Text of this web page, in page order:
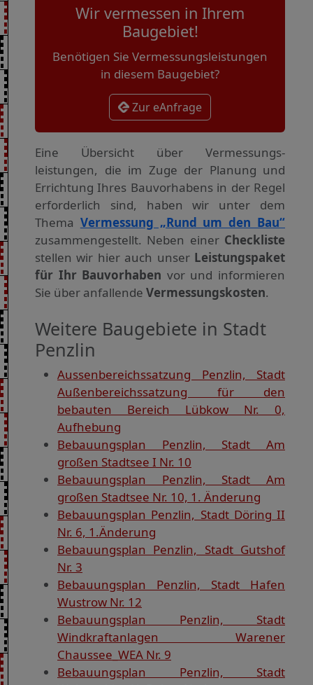
Wir vermessen in Ihrem
Baugebiet!
Benötigen Sie Vermessungsleistungen
in diesem Baugebiet?
Zur eAnfrage
Eine Übersicht über Vermessungs­
leistungen, die im Zuge der Planung und
Errichtung Ihres Bauvorhabens in der Regel
erforderlich sind, haben wir unter dem
Thema Vermessung „Rund um den Bau“
zusammengestellt. Neben einer Checkliste
stellen wir hier auch unser Leistungspaket
für Ihr Bauvorhaben vor und informieren
Sie über anfallende Vermessungskosten.
Weitere Baugebiete in Stadt
Penzlin
Aussenbereichssatzung Penzlin, Stadt
Außenbereichssatzung für den
bebauten Bereich Lübkow Nr. 0,
Aufhebung
Bebauungsplan Penzlin, Stadt Am
großen Stadtsee I Nr. 10
Bebauungsplan Penzlin, Stadt Am
großen Stadtsee Nr. 10, 1. Änderung
Bebauungsplan Penzlin, Stadt Döring II
Nr. 6, 1.Änderung
Bebauungsplan Penzlin, Stadt Gutshof
Nr. 3
Bebauungsplan Penzlin, Stadt Hafen
Wustrow Nr. 12
Bebauungsplan Penzlin, Stadt
Windkraftanlagen Warener
Chaussee_WEA Nr. 9
Bebauungsplan Penzlin, Stadt